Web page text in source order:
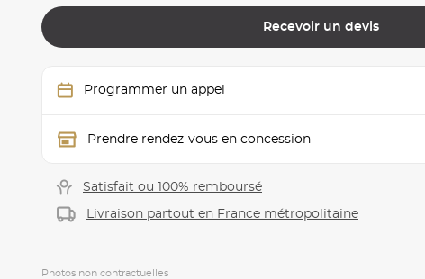
Recevoir un devis
Programmer un appel
Prendre rendez-vous en concession
Satisfait ou 100% remboursé
Livraison partout en France métropolitaine
Photos non contractuelles